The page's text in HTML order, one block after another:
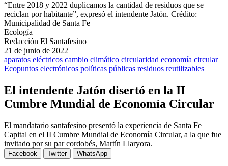
“Entre 2018 y 2022 duplicamos la cantidad de residuos que se
reciclan por habitante”, expresó el intendente Jatón. Crédito:
Municipalidad de Santa Fe
Ecología
Redacción El Santafesino
21 de junio de 2022
aparatos eléctricos cambio climático circularidad economía circular
Ecopuntos electrónicos políticas públicas residuos reutilizables
El intendente Jatón disertó en la II
Cumbre Mundial de Economía Circular
El mandatario santafesino presentó la experiencia de Santa Fe
Capital en el II Cumbre Mundial de Economía Circular, a la que fue
invitado por su par cordobés, Martín Llaryora.
Facebook Twitter WhatsApp